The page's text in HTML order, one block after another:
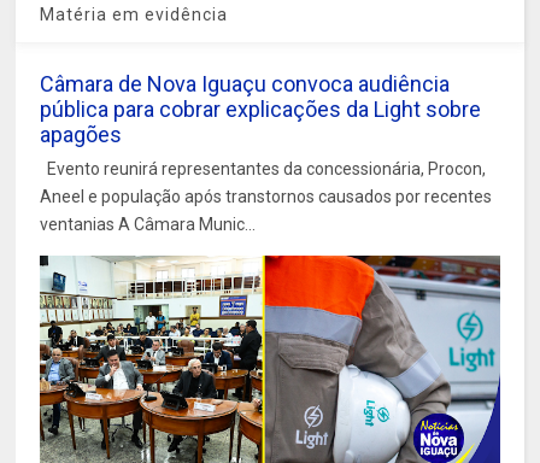
Matéria em evidência
Câmara de Nova Iguaçu convoca audiência
pública para cobrar explicações da Light sobre
apagões
Evento reunirá representantes da concessionária, Procon,
Aneel e população após transtornos causados por recentes
ventanias A Câmara Munic...